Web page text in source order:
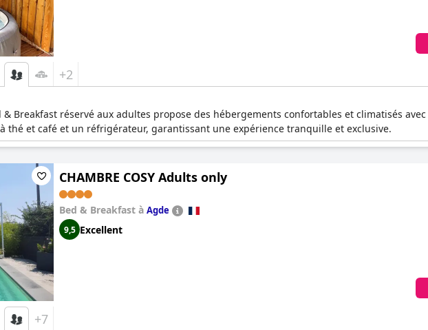
+2
& Breakfast réservé aux adultes propose des hébergements confortables et climatisés
thé et café et un réfrigérateur, garantissant une expérience tranquille et exclusive.
CHAMBRE COSY Adults only
Bed & Breakfast à Agde
9,5 Excellent
+7